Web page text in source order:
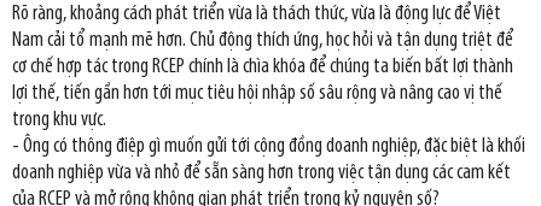
Rõ ràng, khoảng cách phát triển vừa là thách thức, vừa là động lực để Việt
Nam cải tổ mạnh mẽ hơn. Chủ động thích ứng, học hỏi và tận dụng triệt để
cơ chế hợp tác trong RCEP chính là chìa khóa để chúng ta biến bất lợi thành
lợi thế, tiến gần hơn tới mục tiêu hội nhập số sâu rộng và nâng cao vị thế
trong khu vực.
- Ông có thông điệp gì muốn gửi tới cộng đồng doanh nghiệp, đặc biệt là khối
doanh nghiệp vừa và nhỏ để sẵn sàng hơn trong việc tận dụng các cam kết
của RCEP và mở rộng không gian phát triển trong kỷ nguyên số?